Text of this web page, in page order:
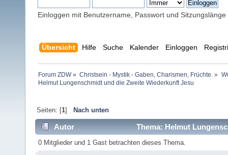
Einloggen mit Benutzername, Passwort und Sitzungslänge
Übersicht Hilfe Suche Kalender Einloggen
Forum ZDW» Christsein - Mystik - Gaben, Charismen, Früchte. »
Helmut Lungenschmidt und die Zweite Wiederkunft Jesu
Seiten: [1] Nach unten
Autor Thema: Helmut
0 Mitglieder und 1 Gast betrachten dieses Thema.